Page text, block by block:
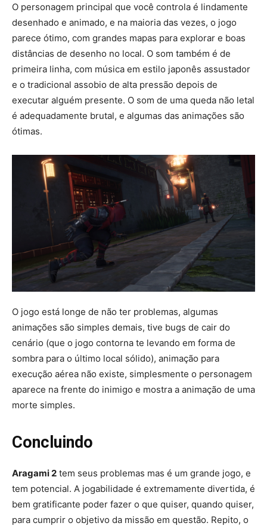
O personagem principal que você controla é lindamente
desenhado e animado, e na maioria das vezes, o jogo
parece ótimo, com grandes mapas para explorar e boas
distâncias de desenho no local. O som também é de
primeira linha, com música em estilo japonês assustador
e o tradicional assobio de alta pressão depois de
executar alguém presente. O som de uma queda não letal
é adequadamente brutal, e algumas das animações são
ótimas.
O jogo está longe de não ter problemas, algumas
animações são simples demais, tive bugs de cair do
cenário (que o jogo contorna te levando em forma de
sombra para o último local sólido), animação para
execução aérea não existe, simplesmente o personagem
aparece na frente do inimigo e mostra a animação de uma
morte simples.
Concluindo
Aragami 2 tem seus problemas mas é um grande jogo, e
tem potencial. A jogabilidade é extremamente divertida, é
bem gratificante poder fazer o que quiser, quando quiser,
para cumprir o objetivo da missão em questão. Repito, o